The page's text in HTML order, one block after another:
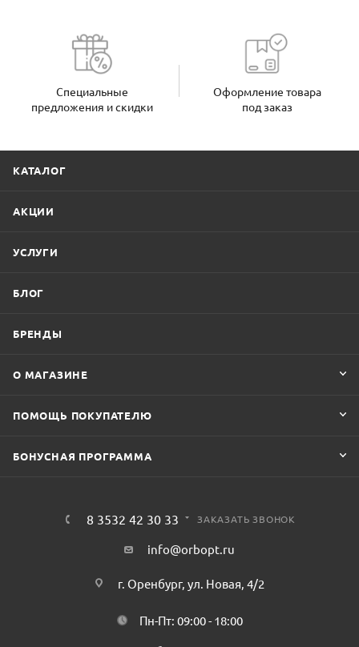
Специальные
предложения и скидки
Оформление товара
под заказ
КАТАЛОГ
АКЦИИ
УСЛУГИ
БЛОГ
БРЕНДЫ
О МАГАЗИНЕ
ПОМОЩЬ ПОКУПАТЕЛЮ
БОНУСНАЯ ПРОГРАММА
8 3532 42 30 33 ЗАКАЗАТЬ ЗВОНОК
info@orbopt.ru
г. Оренбург, ул. Новая, 4/2
Пн-Пт: 09:00 - 18:00